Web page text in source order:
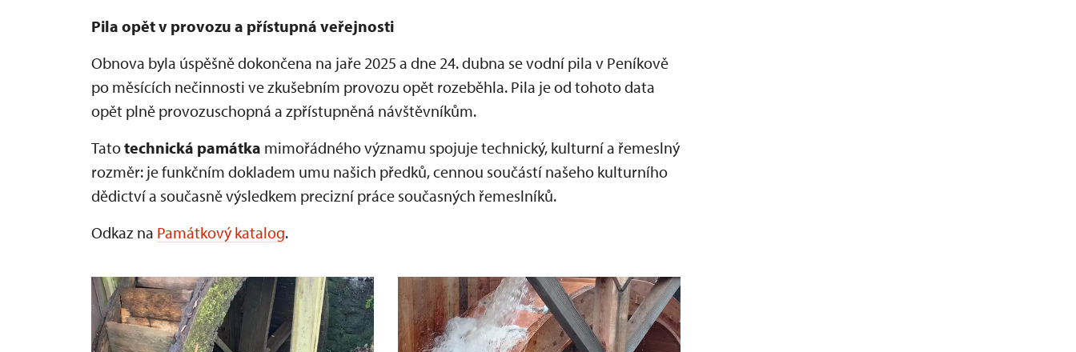
Pila opět v provozu a přístupná veřejnosti
Obnova byla úspěšně dokončena na jaře 2025 a dne 24. dubna se vodní pila v Peníkově
po měsících nečinnosti ve zkušebním provozu opět rozeběhla. Pila je od tohoto data
opět plně provozuschopná a zpřístupněná návštěvníkům.
Tatotechnická památka mimořádného významu spojuje technický, kulturní a řemeslný
rozměr: je funkčním dokladem umu našich předků, cennou součástí našeho kulturního
dědictví a současně výsledkem precizní práce současných řemeslníků.
Odkaz na Památkový katalog.